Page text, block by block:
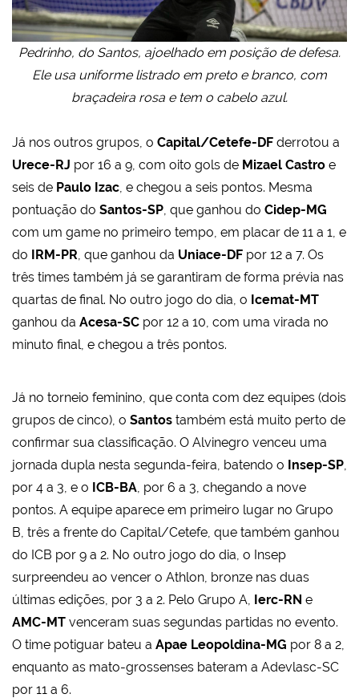
Pedrinho, do Santos, ajoelhado em posição de defesa.
Ele usa uniforme listrado em preto e branco, com
braçadeira rosa e tem o cabelo azul.
Já nos outros grupos, o Capital/Cetefe-DF derrotou a
Urece-RJ por 16 a 9, com oito gols de Mizael Castro e
seis de Paulo Izac , e chegou a seis pontos. Mesma
pontuação do Santos-SP , que ganhou do Cidep-MG
com um game no primeiro tempo, em placar de 11 a 1, e
do IRM-PR , que ganhou da Uniace-DF por 12 a 7. Os
três times também já se garantiram de forma prévia nas
quartas de final. No outro jogo do dia, o Icemat-MT
ganhou da Acesa-SC por 12 a 10, com uma virada no
minuto final, e chegou a três pontos.
Já no torneio feminino, que conta com dez equipes (dois
grupos de cinco), o Santos também está muito perto de
confirmar sua classificação. O Alvinegro venceu uma
jornada dupla nesta segunda-feira, batendo o Insep-SP
por 4 a 3, e o ICB-BA , por 6 a 3, chegando a nove
pontos. A equipe aparece em primeiro lugar no Grupo
B, três a frente do Capital/Cetefe, que também ganhou
do ICB por 9 a 2. No outro jogo do dia, o Insep
surpreendeu ao vencer o Athlon, bronze nas duas
últimas edições, por 3 a 2. Pelo Grupo A, Ierc-RN e
AMC-MT venceram suas segundas partidas no evento.
O time potiguar bateu a Apae Leopoldina-MG por 8 a 2,
enquanto as mato-grossenses bateram a Adevlasc-SC
por 11 a 6.